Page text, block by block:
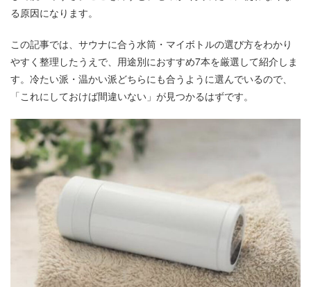
る原因になります。
この記事では、サウナに合う水筒・マイボトルの選び方をわかり
やすく整理したうえで、用途別におすすめ7本を厳選して紹介しま
す。冷たい派・温かい派どちらにも合うように選んでいるので、
「これにしておけば間違いない」が見つかるはずです。